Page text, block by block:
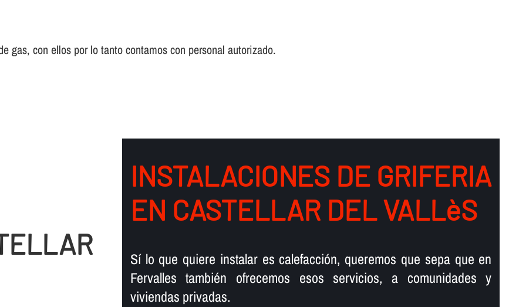
gas, con ellos por lo tanto contamos con personal autorizado.
INSTALACIONES DE GRIFERIA
EN CASTELLAR DEL VALLèS
Sí­ lo que quiere instalar es calefacción, queremos que sepa que en
Fervalles también ofrecemos esos servicios, a comunidades y
viviendas privadas.